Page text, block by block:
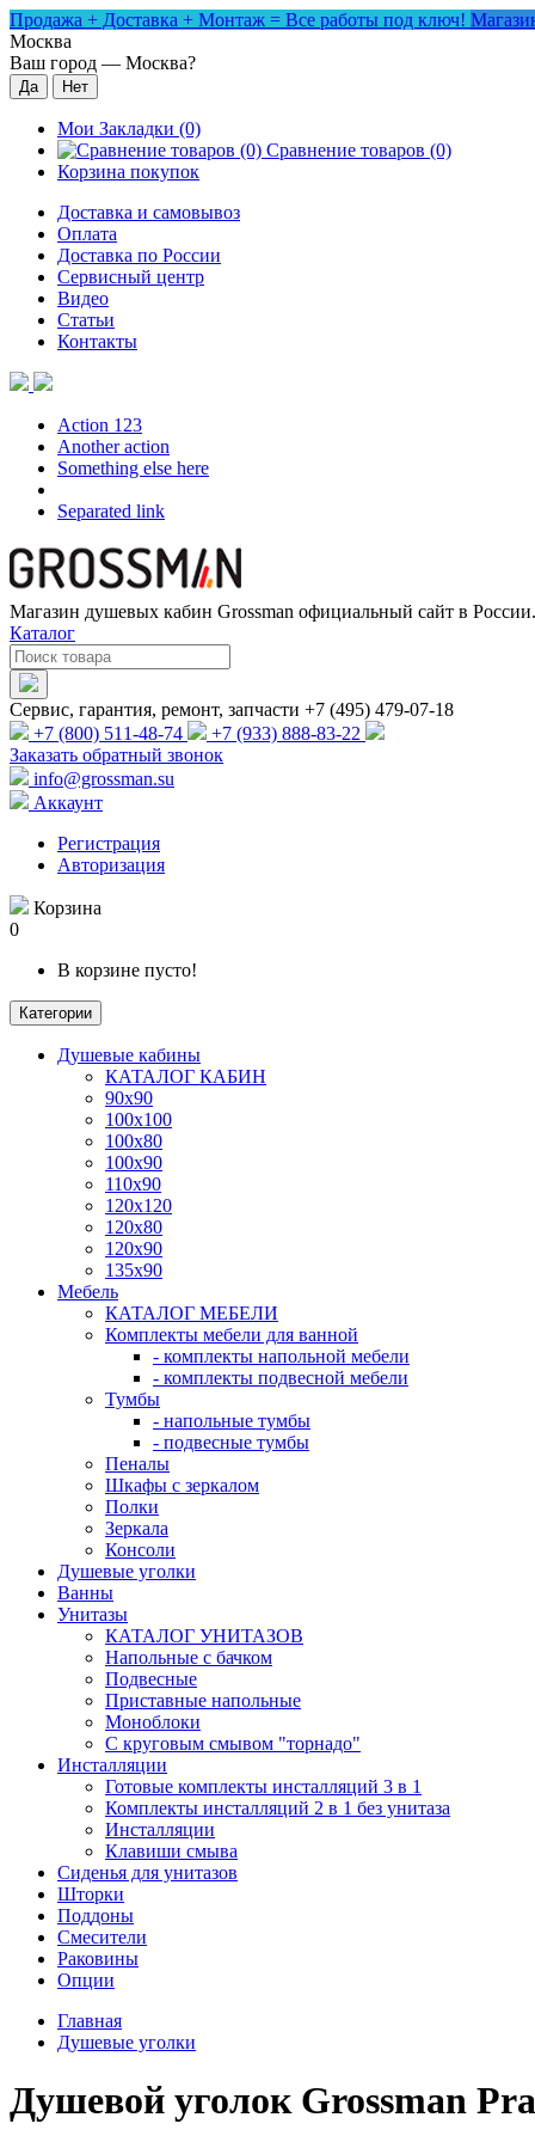
Продажа + Доставка + Монтаж = Все работы под ключ!
Москва
Ваш город — Москва?
Мои Закладки (0)
Сравнение товаров (0)
Корзина покупок
Доставка и самовывоз
Оплата
Доставка по России
Сервисный центр
Видео
Статьи
Контакты
Action 123
Another action
Something else here
Separated link
Магазин душевых кабин Grossman официальный сайт в
Каталог
Сервис, гарантия, ремонт, запчасти +7 (495) 479-07-18
+7 (800) 511-48-74
+7 (933) 888-83-22
Заказать обратный звонок
info@grossman.su
Аккаунт
Регистрация
Авторизация
Корзина
0
В корзине пусто!
Категории
Душевые кабины
КАТАЛОГ КАБИН
90x90
100x100
100x80
100x90
110x90
120x120
120x80
120x90
135x90
Мебель
КАТАЛОГ МЕБЕЛИ
Комплекты мебели для ванной
- комплекты напольной мебели
- комплекты подвесной мебели
Тумбы
- напольные тумбы
- подвесные тумбы
Пеналы
Шкафы с зеркалом
Полки
Зеркала
Консоли
Душевые уголки
Ванны
Унитазы
КАТАЛОГ УНИТАЗОВ
Напольные с бачком
Подвесные
Приставные напольные
Моноблоки
С круговым смывом "торнадо"
Инсталляции
Готовые комплекты инсталляций 3 в 1
Комплекты инсталляций 2 в 1 без унитаза
Инсталляции
Клавиши смыва
Сиденья для унитазов
Шторки
Поддоны
Смесители
Раковины
Опции
Главная
Душевые уголки
Душевой уголок Grossman